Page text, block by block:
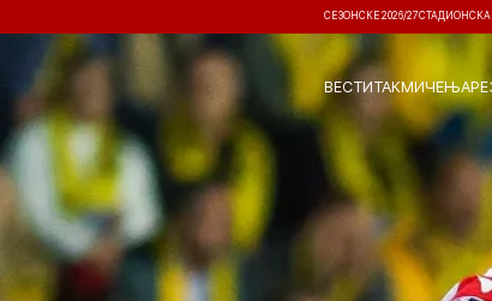
СЕЗОНСКЕ 2026/27СТАДИОНСКА
ВЕСТИТАКМИЧЕЊА